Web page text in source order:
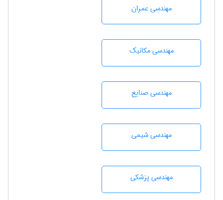
مهندسی عمران
مهندسی مکانیک
مهندسی صنايع
مهندسي شيمی
مهندسی پزشکی